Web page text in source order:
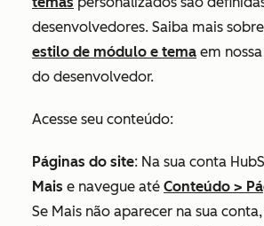
desenvolvedores. Saiba mais sobre
estilo de módulo e tema em
do desenvolvedor.
Acesse seu conteúdo:
Páginas do site: Na sua conta
Mais e navegue até Conteúdo >
Se Mais não aparecer na sua